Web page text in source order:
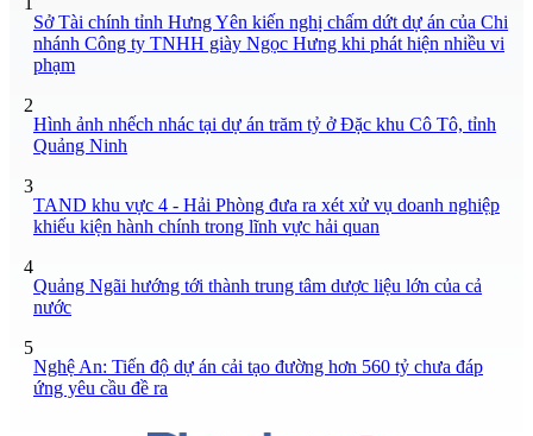
Sở Tài chính tỉnh Hưng Yên kiến nghị chấm dứt dự án của Chi
nhánh Công ty TNHH giày Ngọc Hưng khi phát hiện nhiều vi
phạm
2
Hình ảnh nhếch nhác tại dự án trăm tỷ ở Đặc khu Cô Tô, tỉnh
Quảng Ninh
3
TAND khu vực 4 - Hải Phòng đưa ra xét xử vụ doanh nghiệp
khiếu kiện hành chính trong lĩnh vực hải quan
4
Quảng Ngãi hướng tới thành trung tâm dược liệu lớn của cả
nước
5
Nghệ An: Tiến độ dự án cải tạo đường hơn 560 tỷ chưa đáp
ứng yêu cầu đề ra